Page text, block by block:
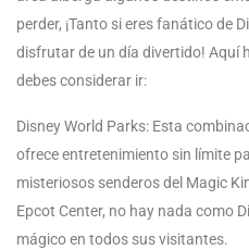
perder, ¡Tanto si eres fanático de
disfrutar de un día divertido! Aquí
debes considerar ir:
Disney World Parks: Esta
ofrece entretenimiento sin límite
misteriosos senderos del Magic
Epcot Center, no hay nada como
mágico en todos sus visitantes.